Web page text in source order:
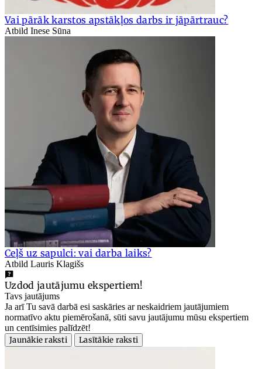
Vai pārāk karstos apstākļos darbs ir jāpārtrauc?
Atbild Inese Sūna
Ceļš uz sapulci: vai darba laiks?
Atbild Lauris Klagišs
Uzdod jautājumu ekspertiem!
Tavs jautājums
Ja arī Tu savā darbā esi saskāries ar neskaidriem jautājumiem
normatīvo aktu piemērošanā, sūti savu jautājumu mūsu ekspertiem
un centīsimies palīdzēt!
Jaunākie raksti
Lasītākie raksti